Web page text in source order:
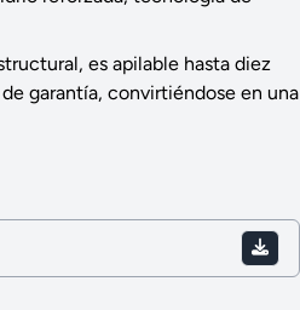
es apilable hasta diez
garantía, convirtiéndose en una